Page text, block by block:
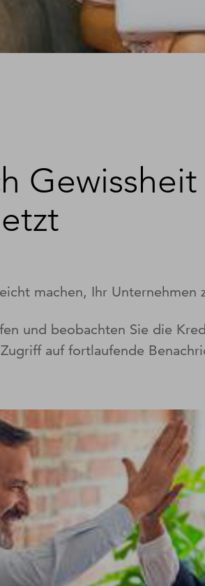
machen, Ihr
und beobachten Sie die
auf fortlaufende